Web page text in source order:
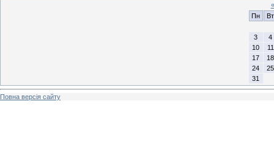
«
Пн
Вт
3
4
10
11
17
18
24
25
31
Повна версія сайту